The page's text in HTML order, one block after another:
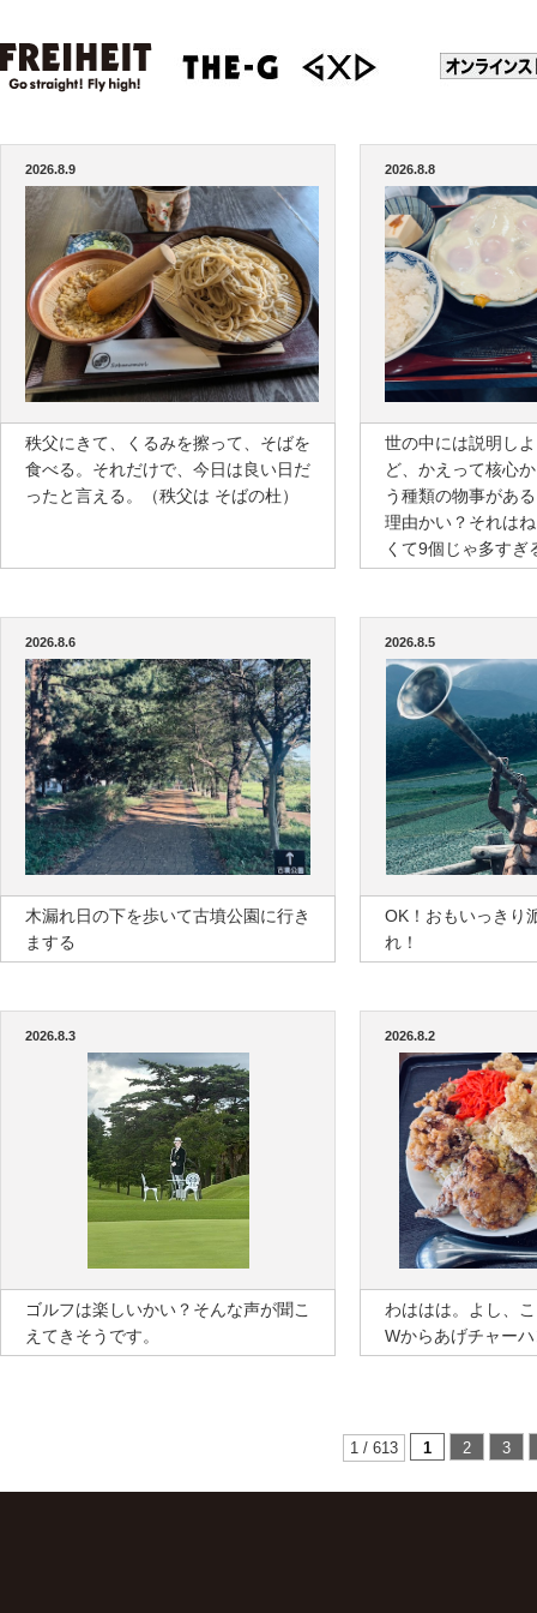
2026.8.9
秩父にきて、くるみを擦って、そばを
食べる。それだけで、今日は良い日だ
ったと言える。（秩父は そばの杜）
2026.8.8
世の中には説明し
ど、かえって核心
う種類の物事があ
理由かい？それは
くて9個じゃ多すぎ
2026.8.6
木漏れ日の下を歩いて古墳公園に行き
まする
2026.8.5
OK！おもいっきり
れ！
2026.8.3
ゴルフは楽しいかい？そんな声が聞こ
えてきそうです。
2026.8.2
わははは。よし、
Wからあげチャー
1 / 613 1 2 3